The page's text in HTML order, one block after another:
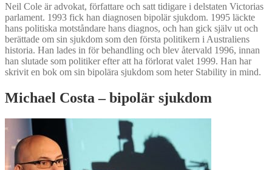
Neil Cole är advokat, författare och satt tidigare i delstaten Victorias
parlament. 1993 fick han diagnosen bipolär sjukdom. 1995 läckte
hans politiska motståndare hans diagnos, och han gick själv ut och
berättade om sin sjukdom som den första politikern i Australiens
historia. Han lades in för behandling och blev återvald 1996, innan
han slutade som politiker efter att ha förlorat valet 1999. Han har
skrivit en bok om sin bipolära sjukdom som heter Stability in mind.
Michael Costa – bipolär sjukdom